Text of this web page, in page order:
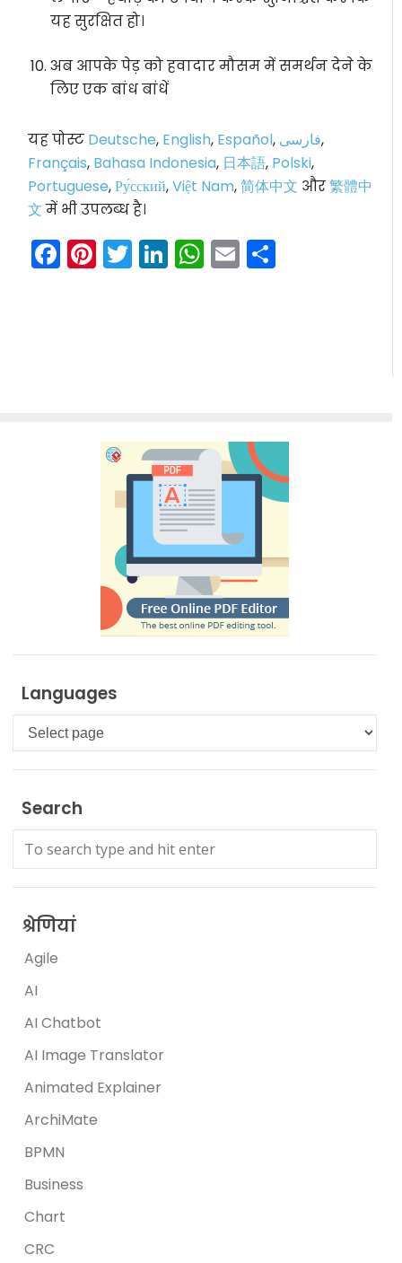
यह सुरक्षित हो।
अब आपके पेड़ को हवादार मौसम में समर्थन देने के
लिए एक बांध बांधें
यह पोस्ट Deutsche, English, Español, فارسی,
Français, Bahasa Indonesia, 日本語, Polski,
Portuguese,Ру́сский,Việt Nam,简体中文 और繁體中
文 में भी उपलब्ध है।
Facebook
Pinterest
Twitter
LinkedIn
WhatsApp
Email
Languages
Languages
Search
श्रेणियां
Agile
AI
AI Chatbot
AI Image Translator
Animated Explainer
ArchiMate
BPMN
Business
Chart
CRC